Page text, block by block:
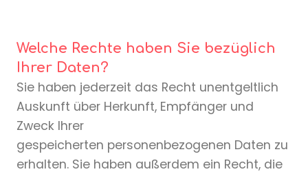
Welche Rechte haben Sie bezüglich
Ihrer Daten?
Sie haben jederzeit das Recht unentgeltlich
Auskunft über Herkunft, Empfänger und
Zweck Ihrer
gespeicherten personenbezogenen Daten zu
erhalten. Sie haben außerdem ein Recht, die